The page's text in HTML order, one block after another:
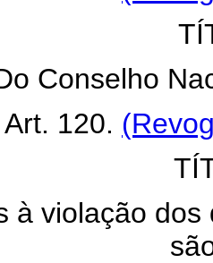
Conselho
120.
à violação